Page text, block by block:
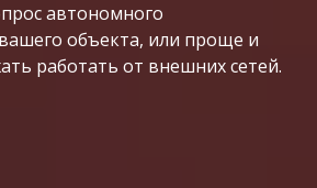
автономного
объекта, или проще и
работать от внешних сетей.